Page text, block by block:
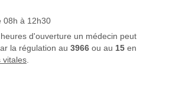
08h à 12h30
d'ouverture un médecin peut
la régulation au 3966ou au 15en
vitales.